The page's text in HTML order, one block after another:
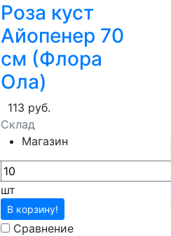
Роза куст
Айопенер 70
см (Флора
Ола)
113 руб.
Склад
Магазин
шт
В корзину!
Сравнение